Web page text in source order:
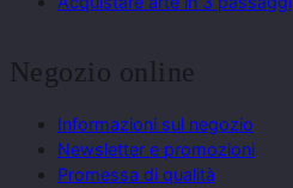
Negozio online
Informazioni sul negozio
Newsletter e promozioni
Promessa di qualità